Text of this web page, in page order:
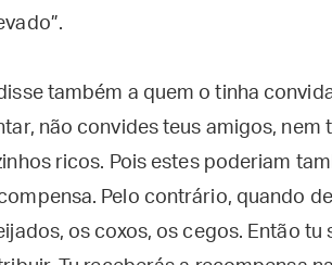
também a quem o tinha
não convides teus amigos, nem
ricos. Pois estes poderiam
Pelo contrário, quando
os coxos, os cegos. Então tu